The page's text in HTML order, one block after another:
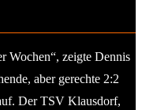
Wochen“, zeigte Dennis
aber gerechte 2:2
Der TSV Klausdorf,